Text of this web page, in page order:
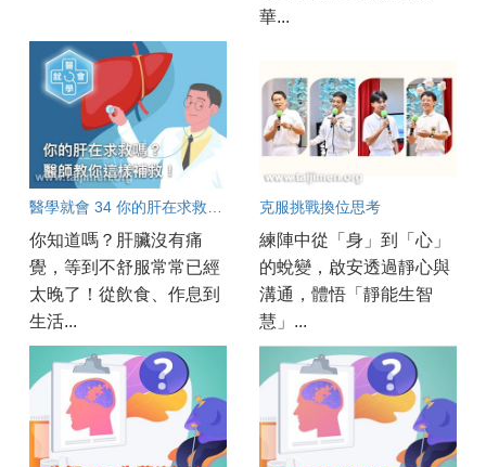
華...
醫學就會 34 你的肝在求救嗎？醫師教你這樣補救！
你知道嗎？肝臟沒有痛
覺，等到不舒服常常已經
太晚了！從飲食、作息到
生活...
克服挑戰換位思考
練陣中從「身」到「心」
的蛻變，啟安透過靜心與
溝通，體悟「靜能生智
慧」...